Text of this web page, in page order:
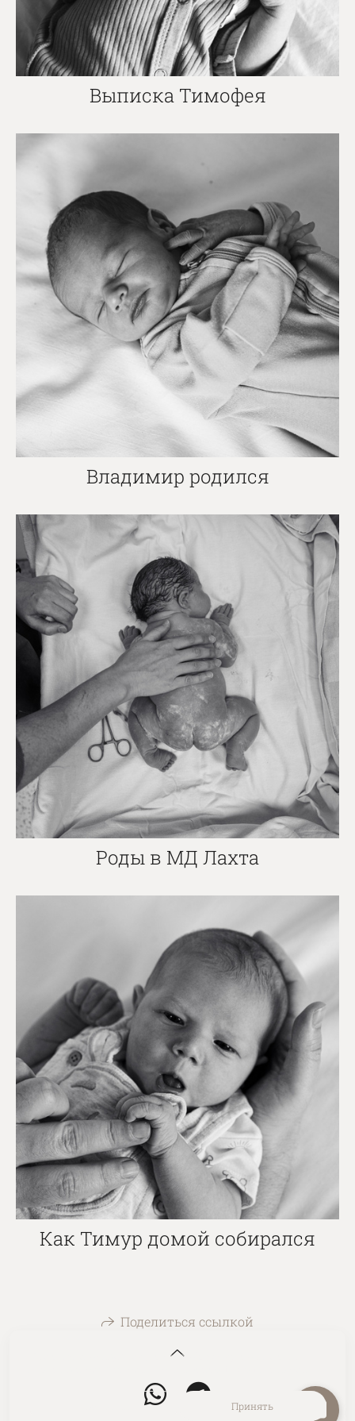
Выписка Тимофея
Владимир родился
Роды в МД Лахта
Как Тимур домой собирался
Поделиться ссылкой
На сайте используются файлы cookie для работы сайта
Принять